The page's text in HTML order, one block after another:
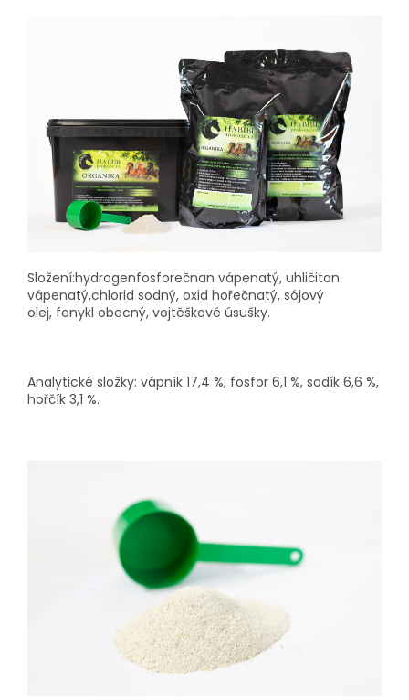
Složení:hydrogenfosforečnan vápenatý, uhličitan
vápenatý,chlorid sodný, oxid hořečnatý, sójový
olej, fenykl obecný, vojtěškové úsušky.
Analytické složky: vápník 17,4 %, fosfor 6,1 %, sodík 6,6 %,
hořčík 3,1 %.